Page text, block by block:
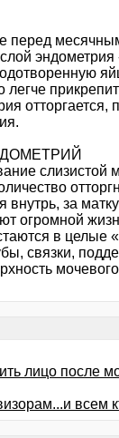
перед
легче
слизистой
внутрь, за
огромной
в
связки,
лицо после
всем